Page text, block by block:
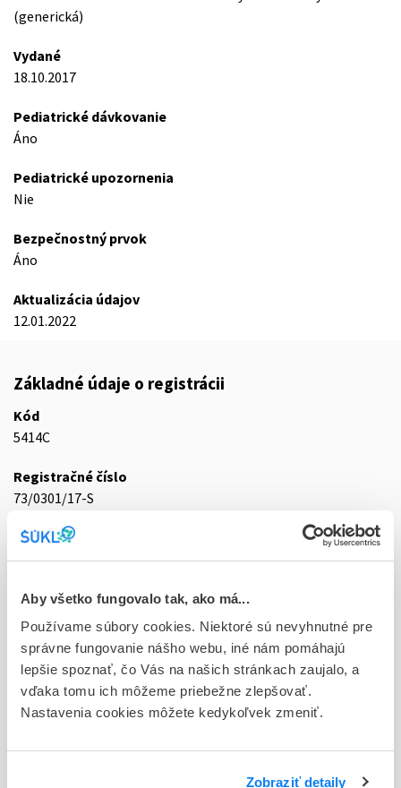
Aby všetko fungovalo tak, ako má...
Používame súbory cookies. Niektoré sú nevyhnutné pre
správne fungovanie nášho webu, iné nám pomáhajú
lepšie spoznať, čo Vás na našich stránkach zaujalo, a
vďaka tomu ich môžeme priebežne zlepšovať.
Nastavenia cookies môžete kedykoľvek zmeniť.
Zobraziť detaily
(generická)
Vydané
18.10.2017
Pediatrické dávkovanie
Áno
Pediatrické upozornenia
Nie
Bezpečnostný prvok
Áno
Aktualizácia údajov
12.01.2022
Základné údaje o registrácii
Kód
5414C
Registračné číslo
73/0301/17-S
Doplnok
tbl flm 105x5 mg (blis.PVC/Al)
Stav
D - Registrácia bez obmedzenia platnosti
Typ registračnej procedúry
Decentralizovaná
Držiteľ, krajina